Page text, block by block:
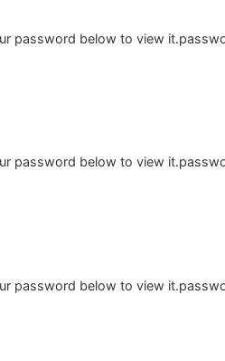
password below to view
password below to view
password below to view